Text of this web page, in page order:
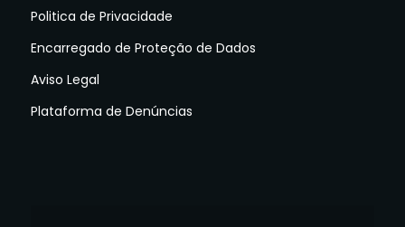
Politica de Privacidade
Encarregado de Proteção de Dados
Aviso Legal
Plataforma de Denúncias